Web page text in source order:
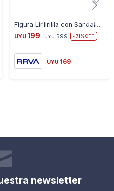
Figura Lirilirilila con Sandalias 13CM Tiktok
UYU 199 UYU 699 71
UYU 169
newsletter